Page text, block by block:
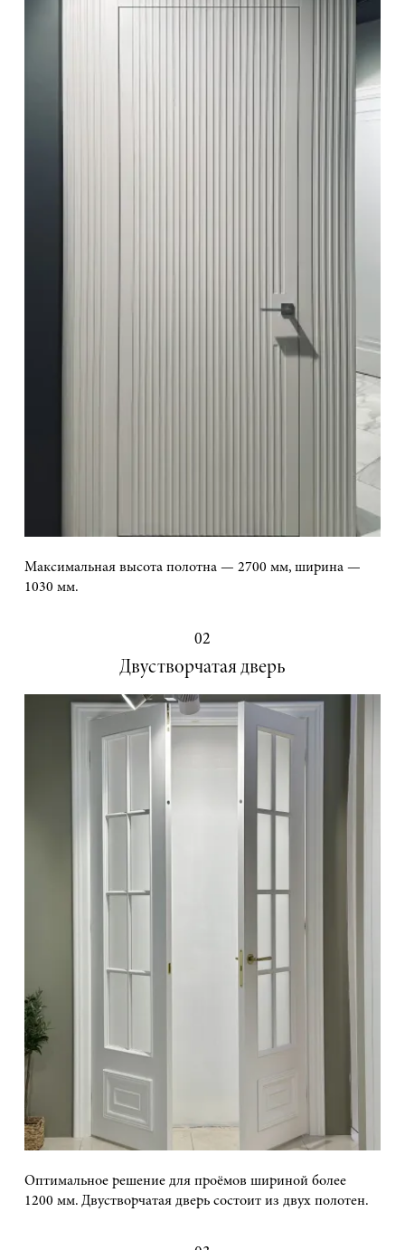
Максимальная высота полотна — 2700 мм, ширина —
1030 мм.
02
Двустворчатая дверь
Оптимальное решение для проёмов шириной более
1200 мм. Двустворчатая дверь состоит из двух полотен.